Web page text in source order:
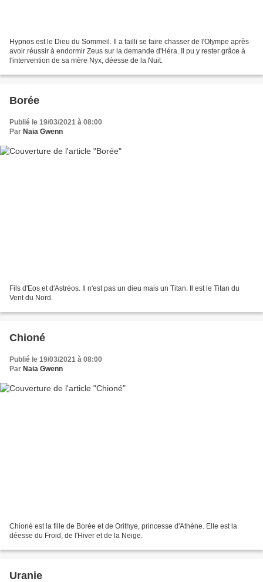
Hypnos est le Dieu du Sommeil. Il a failli se faire chasser de l'Olympe après
avoir réussir à endormir Zeus sur la demande d'Héra. Il pu y rester grâce à
l'intervention de sa mère Nyx, déesse de la Nuit.
Borée
Publié le 19/03/2021 à 08:00
Par Naia Gwenn
Fils d'Eos et d'Astréos. Il n'est pas un dieu mais un Titan. Il est le Titan du
Vent du Nord.
Chioné
Publié le 19/03/2021 à 08:00
Par Naia Gwenn
Chioné est la fille de Borée et de Orithye, princesse d'Athène. Elle est la
déesse du Froid, de l'Hiver et de la Neige.
Uranie